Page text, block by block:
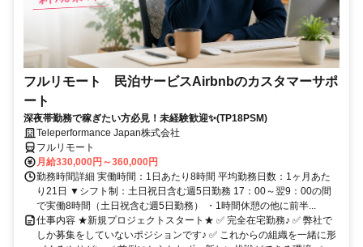
フルリモート 民泊サービスAirbnbのカスタマーサポ
ート
深夜帯勤務で稼ぎたい方必見！未経験歓迎✨(TP18PSM)
Teleperformance Japan株式会社
フルリモート
月給330,000円～360,000円
勤務時間詳細 実働時間：1日あたり8時間 平均勤務日数：1ヶ月あた
り21日 ▼シフト制：土日祝日含む週5日勤務 17：00～翌9：00の間
で実働8時間（土日祝含む週5日勤務） ・1時間休憩の他に前半...
仕事内容 ★新規プロジェクトスタート★ ✅ 完全在宅勤務♪ ✅ 弊社で
しか募集をしていないポジションです♪ ✅ これからの組織を一緒に形